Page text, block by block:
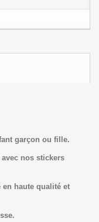
garçon ou fille.
nos stickers
en haute qualité et